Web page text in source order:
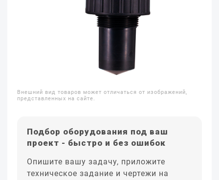
Внешний вид товаров может отличаться от изображений,
представленных на сайте.
Подбор оборудования под ваш
проект - быстро и без ошибок
Опишите вашу задачу, приложите
техническое задание и чертежи на